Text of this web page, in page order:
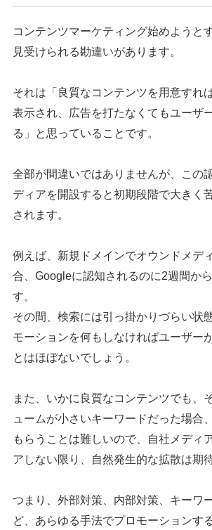
コンテンツマーケティング始めようと
見受けられる勘違いがあります。
それは「良質なコンテンツを用意すれ
表示され、広告を打たなくてもユーザ
る」と思っていることです。
全部が間違いではありませんが、この
ディアを開設すると初期段階で大きく
されます。
例えば、新規ドメインでオウンドメデ
合、Googleに認知されるのに2週間か
す。
その間、検索には引っ掛かりづらい状
モーションを何もしなければユーザー
とはほぼないでしょう。
また、いかに良質なコンテンツでも、
ュームが小さいキーワードだった場合
もらうことは難しいので、自社メディ
アしない限り、自然発生的な拡散は期
つまり、外部対策、内部対策、キーワ
ど、あらゆる手法でプロモーションす